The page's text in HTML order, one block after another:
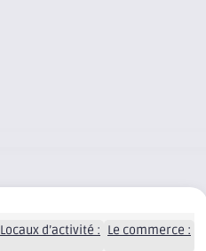
Locaux d’activité : Le commerce :